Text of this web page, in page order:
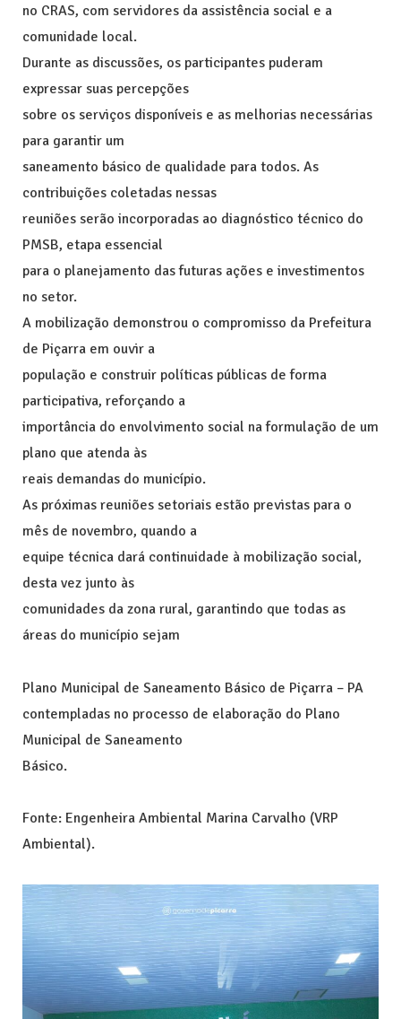
no CRAS, com servidores da assistência social e a
comunidade local.
Durante as discussões, os participantes puderam
expressar suas percepções
sobre os serviços disponíveis e as melhorias necessárias
para garantir um
saneamento básico de qualidade para todos. As
contribuições coletadas nessas
reuniões serão incorporadas ao diagnóstico técnico do
PMSB, etapa essencial
para o planejamento das futuras ações e investimentos
no setor.
A mobilização demonstrou o compromisso da Prefeitura
de Piçarra em ouvir a
população e construir políticas públicas de forma
participativa, reforçando a
importância do envolvimento social na formulação de um
plano que atenda às
reais demandas do município.
As próximas reuniões setoriais estão previstas para o
mês de novembro, quando a
equipe técnica dará continuidade à mobilização social,
desta vez junto às
comunidades da zona rural, garantindo que todas as
áreas do município sejam
Plano Municipal de Saneamento Básico de Piçarra – PA
contempladas no processo de elaboração do Plano
Municipal de Saneamento
Básico.
Fonte: Engenheira Ambiental Marina Carvalho (VRP
Ambiental).